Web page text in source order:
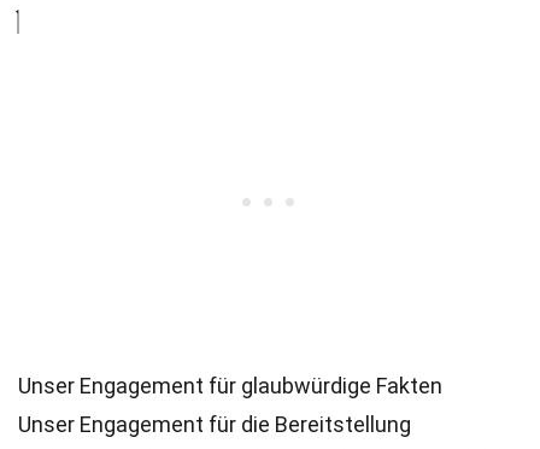
Unser Engagement für glaubwürdige Fakten
Unser Engagement für die Bereitstellung